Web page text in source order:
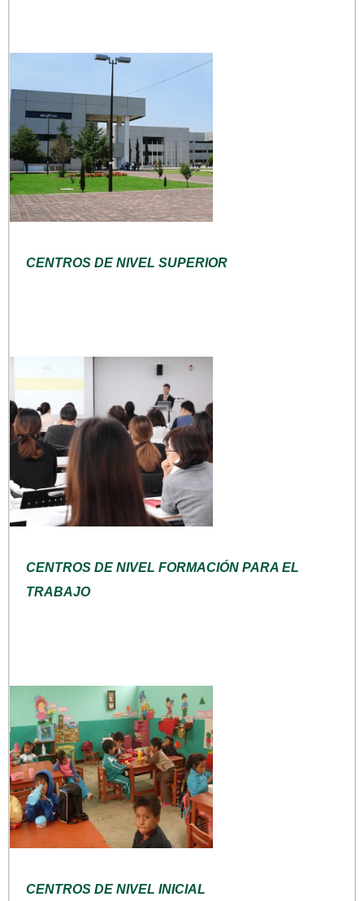
CENTROS DE NIVEL SUPERIOR
CENTROS DE NIVEL FORMACIÓN PARA EL
TRABAJO
CENTROS DE NIVEL INICIAL